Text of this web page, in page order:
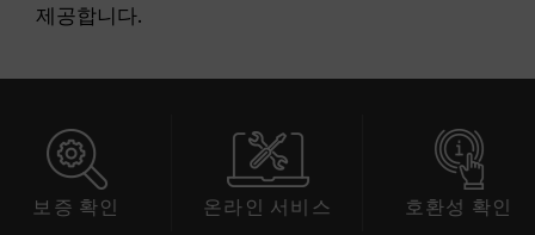
제공합니다.
온라인 서비스 호환성 확인
소프